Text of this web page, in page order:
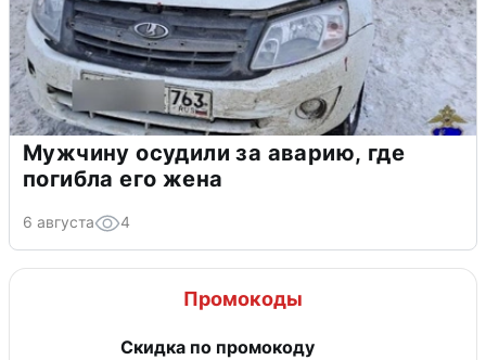
Мужчину осудили за аварию, где
погибла его жена
6 августа 4
Промокоды
Скидка по промокоду